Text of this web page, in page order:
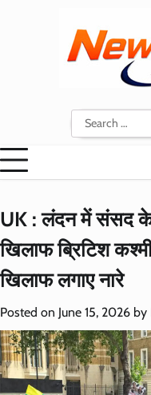
Search
for:
UK : लंदन में संसद के
खिलाफ ब्रिटिश
खिलाफ लगाए नारे
Posted on June 15, 2026 by